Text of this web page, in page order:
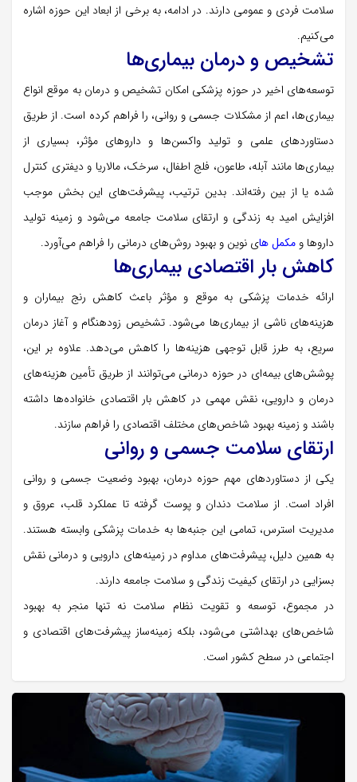
سلامت فردی و عمومی دارند. در ادامه، به برخی از ابعاد این حوزه اشاره
می‌کنیم.
تشخیص و درمان بیماری‌ها
توسعه‌های اخیر در حوزه پزشکی امکان تشخیص و درمان به موقع انواع
بیماری‌ها، اعم از مشکلات جسمی و روانی، را فراهم کرده است. از طریق
دستاوردهای علمی و تولید واکسن‌ها و داروهای مؤثر، بسیاری از
بیماری‌ها مانند آبله، طاعون، فلج اطفال، سرخک، مالاریا و دیفتری کنترل
شده یا از بین رفته‌اند. بدین ترتیب، پیشرفت‌های این بخش موجب
افزایش امید به زندگی و ارتقای سلامت جامعه می‌شود و زمینه تولید
داروها و مکمل‌ های نوین و بهبود روش‌های درمانی را فراهم می‌آورد.
کاهش بار اقتصادی بیماری‌ها
ارائه خدمات پزشکی به موقع و مؤثر باعث کاهش رنج بیماران و
هزینه‌های ناشی از بیماری‌ها می‌شود. تشخیص زودهنگام و آغاز درمان
سریع، به طرز قابل توجهی هزینه‌ها را کاهش می‌دهد. علاوه بر این،
پوشش‌های بیمه‌ای در حوزه درمانی می‌توانند از طریق تأمین هزینه‌های
درمان و دارویی، نقش مهمی در کاهش بار اقتصادی خانواده‌ها داشته
باشند و زمینه بهبود شاخص‌های مختلف اقتصادی را فراهم سازند.
ارتقای سلامت جسمی و روانی
یکی از دستاوردهای مهم حوزه درمان، بهبود وضعیت جسمی و روانی
افراد است. از سلامت دندان و پوست گرفته تا عملکرد قلب، عروق و
مدیریت استرس، تمامی این جنبه‌ها به خدمات پزشکی وابسته هستند.
به همین دلیل، پیشرفت‌های مداوم در زمینه‌های دارویی و درمانی نقش
بسزایی در ارتقای کیفیت زندگی و سلامت جامعه دارند.
در مجموع، توسعه و تقویت نظام سلامت نه تنها منجر به بهبود
شاخص‌های بهداشتی می‌شود، بلکه زمینه‌ساز پیشرفت‌های اقتصادی و
اجتماعی در سطح کشور است.